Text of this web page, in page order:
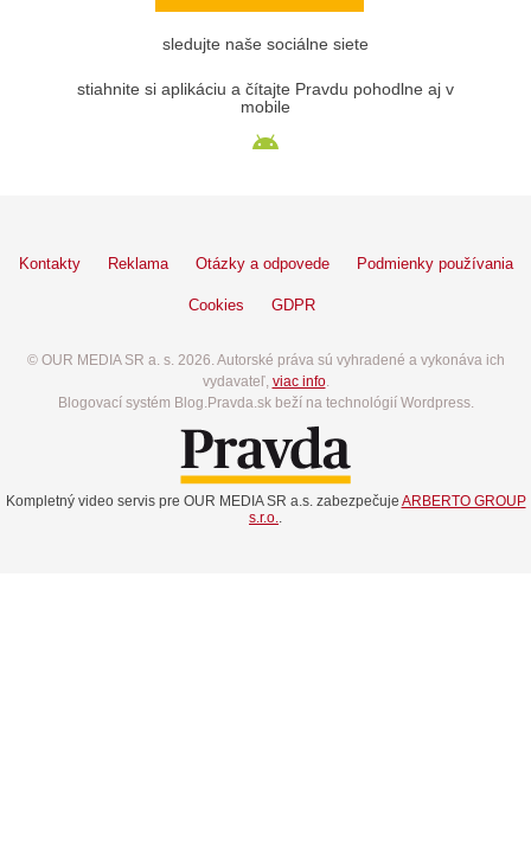
sledujte naše sociálne siete
stiahnite si aplikáciu a čítajte Pravdu pohodlne aj v
mobile
Kontakty Reklama Otázky a odpovede Podmienky používania
Cookies GDPR
© OUR MEDIA SR a. s. 2026. Autorské práva sú vyhradené a vykonáva ich
vydavateľ, viac info.
Blogovací systém Blog.Pravda.sk beží na technológií Wordpress.
Kompletný video servis pre OUR MEDIA SR a.s. zabezpečuje ARBERTO GROUP
s.r.o.